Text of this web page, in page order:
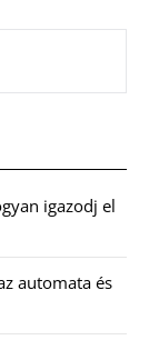
igazodj el
automata és